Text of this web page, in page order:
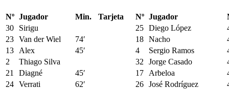
Nº Jugador Min. Tarjeta Nº Jugador
30
Sirigu 25 Diego López
23 Van der Wiel 74′ 18 Nacho
13
Alex 45′ 4 Sergio Ramos
2
Thiago Silva 32 Jorge Casado
21
Diagné 45′ 17 Arbeloa
24 Verrati 62′ 26 José Rodríguez